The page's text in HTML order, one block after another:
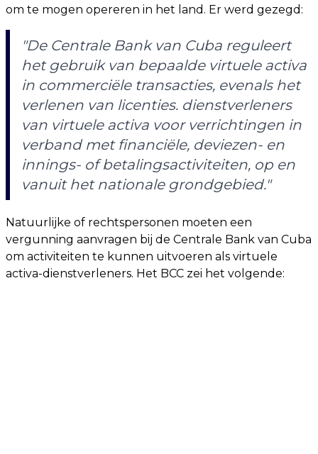
om te mogen opereren in het land. Er werd gezegd:
"De Centrale Bank van Cuba reguleert
het gebruik van bepaalde virtuele activa
in commerciële transacties, evenals het
verlenen van licenties. dienstverleners
van virtuele activa voor verrichtingen in
verband met financiële, deviezen- en
innings- of betalingsactiviteiten, op en
vanuit het nationale grondgebied."
Natuurlijke of rechtspersonen moeten een
vergunning aanvragen bij de Centrale Bank van Cuba
om activiteiten te kunnen uitvoeren als virtuele
activa-dienstverleners. Het BCC zei het volgende: